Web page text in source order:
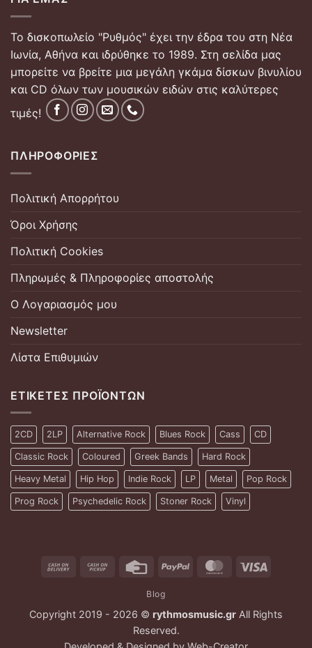
Το δισκοπωλείο "Ρυθμός" έχει την έδρα του στη Νέα
Ιωνία, Αθήνα και ιδρύθηκε το 1989. Στη σελίδα μας
μπορείτε να βρείτε μια μεγάλη γκάμα δίσκων βινυλίου
και CD όλων των μουσικών ειδών στις καλύτερες
τιμές!
ΠΛΗΡΟΦΟΡΊΕΣ
Πολιτική Απορρήτου
Όροι Χρήσης
Πολιτική Cookies
Πληρωμές & Πληροφορίες αποστολής
Ο Λογαριασμός μου
Newsletter
Λίστα Επιθυμιών
ΕΤΙΚΈΤΕΣ ΠΡΟΪΌΝΤΩΝ
2CD 2LP Alternative Rock Blues Rock Cass CD
Classic Rock Coloured Greek Bands Hard Rock
Heavy Metal Hip Hop Indie Rock LP Metal Pop Rock
Prog Rock Psychedelic Rock Stoner Rock Vinyl
Cash
Cash
Credit
PayPal MasterCard
Blog
Copyright 2019 - 2026 © rythmosmusic.gr All Rights
Reserved.